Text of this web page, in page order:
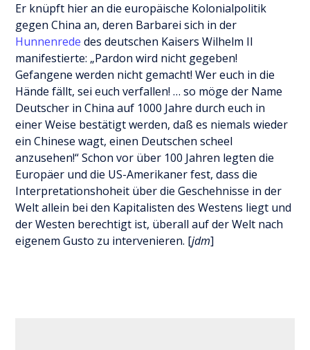
Er knüpft hier an die europäische Kolonialpolitik
gegen China an, deren Barbarei sich in der
Hunnenrededes deutschen Kaisers Wilhelm II
manifestierte: „Pardon wird nicht gegeben!
Gefangene werden nicht gemacht! Wer euch in die
Hände fällt, sei euch verfallen! … so möge der Name
Deutscher in China auf 1000 Jahre durch euch in
einer Weise bestätigt werden, daß es niemals wieder
ein Chinese wagt, einen Deutschen scheel
anzusehen!“ Schon vor über 100 Jahren legten die
Europäer und die US-Amerikaner fest, dass die
Interpretationshoheit über die Geschehnisse in der
Welt allein bei den Kapitalisten des Westens liegt und
der Westen berechtigt ist, überall auf der Welt nach
eigenem Gusto zu intervenieren. [jdm]